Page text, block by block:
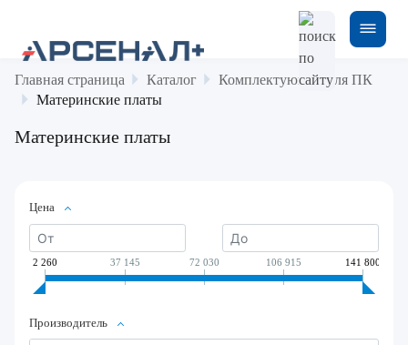
Главная страница Каталог
Комплектующие для ПК
Материнские платы
Материнские платы
Цена
2 260 37 145 72 030 106 915 141 800
Производитель